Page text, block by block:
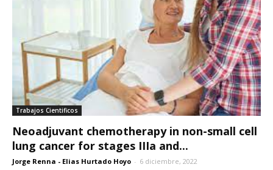
Trabajos Cientificos
Neoadjuvant chemotherapy in non-small cell
lung cancer for stages IIIa and...
Jorge Renna - Elias Hurtado Hoyo - 6 diciembre, 2022